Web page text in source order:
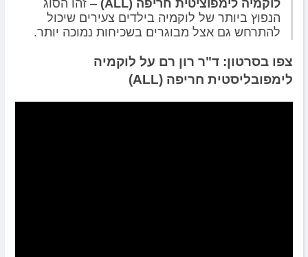
לוקמיה לימפוציטית חריפה (ALL)
– זהו הסוג
הנפוץ ביותר של לוקמיה בילדים צעירים שיכול
להתרחש גם אצל מבוגרים בשכיחות נמוכה יותר.
צפו בסרטון: ד"ר רון רם על לוקמיה
לימפובליסטית חריפה (ALL)